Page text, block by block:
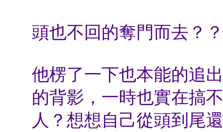
頭也不回的奪門而去？
他楞了一下也本能的追
的背影，一時也實在搞
人？想想自己從頭到尾